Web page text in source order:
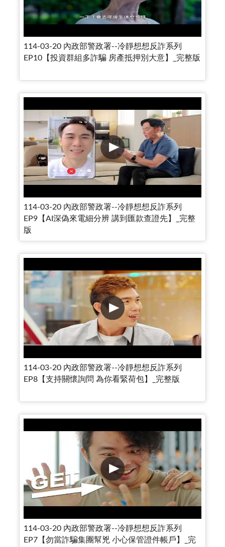
114-03-20 內政部警政署--冷靜想想反詐系列
EP10【投資群組多詐騙 房產抵押別大意】_完整版
114-03-20 內政部警政署--冷靜想想反詐系列
EP9【AI深偽來電細分辨 講到匯款查證先】_完整
版
114-03-20 內政部警政署--冷靜想想反詐系列
EP8【支持關懷詢問 為你看緊荷包】_完整版
114-03-20 內政部警政署--冷靜想想反詐系列
EP7【勿當詐騙集團幫兇 小心保管證件帳戶】_完